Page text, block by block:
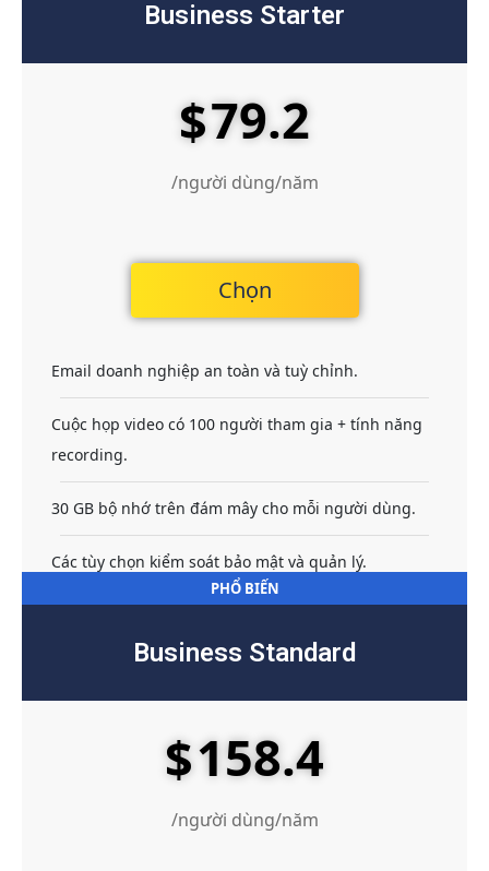
Business Starter
$79.2
/người dùng/năm
Chọn
Email doanh nghiệp an toàn và tuỳ chỉnh.
Cuộc họp video có 100 người tham gia + tính năng
recording.
30 GB bộ nhớ trên đám mây cho mỗi người dùng.
Các tùy chọn kiểm soát bảo mật và quản lý.
Business Standard
$158.4
/người dùng/năm
PHỔ BIẾN